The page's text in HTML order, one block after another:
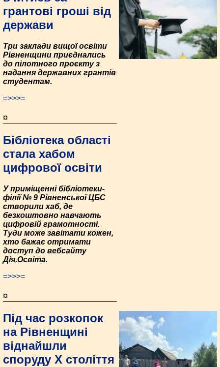
грантові гроші від
держави
Три заклади вищої освіти
Рівненщини приєднались
до пілотного проєкту з
надання державних грантів
студентам.
=>>>=
¤
Бібліотека області
стала хабом
цифрової освіти
У приміщенні бібліотеки-
філії № 9 Рівненської ЦБС
створили хаб, де
безкоштовно навчають
цифровій грамотності.
Туди може завітати кожен,
хто бажає отримати
доступ до вебсайту
Дія.Освіта.
=>>>=
¤
Під час розкопок
на Рівненщині
віднайшли
споруду X століття